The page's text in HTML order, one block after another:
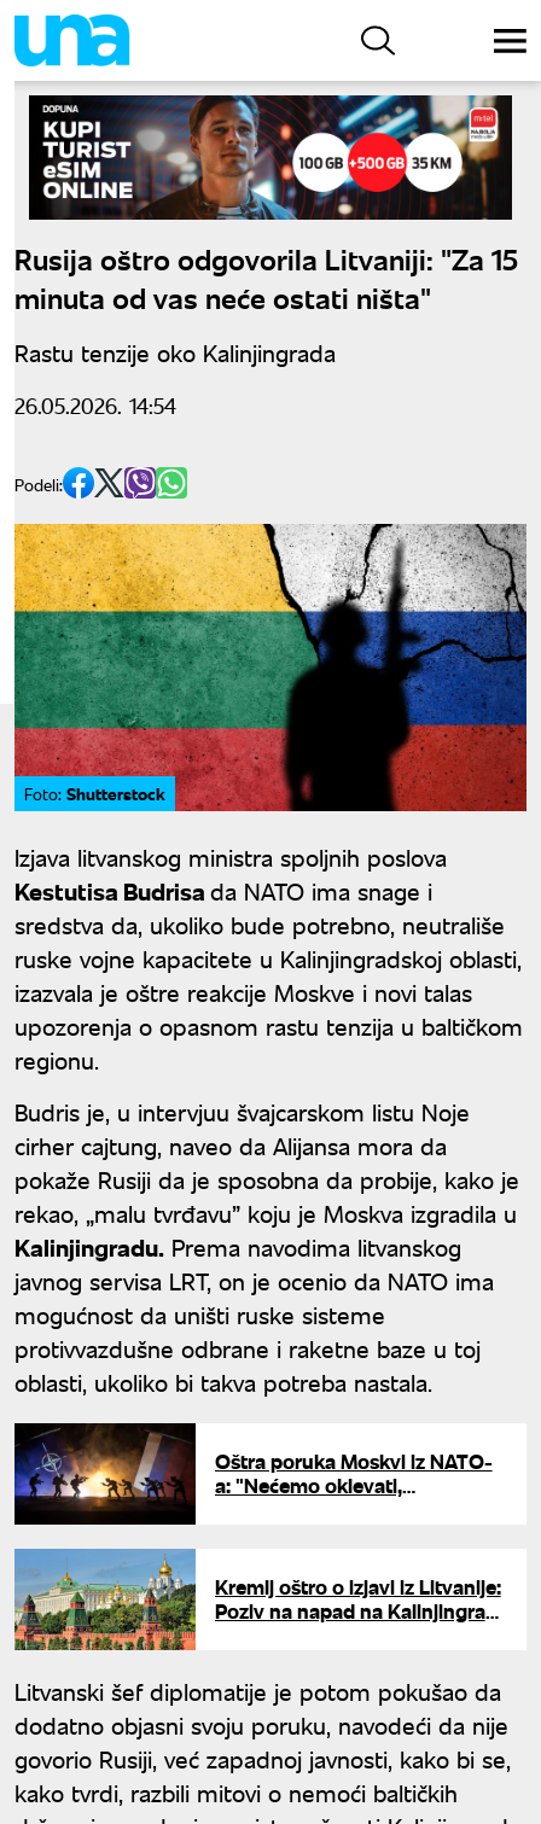
Rusija oštro odgovorila Litvaniji: "Za 15
minuta od vas neće ostati ništa"
Rastu tenzije oko Kalinjingrada
26.05.2026. 14:54
Podeli:
Foto: Shutterstock
Izjava litvanskog ministra spoljnih poslova
Kestutisa Budrisada NATO ima snage i
sredstva da, ukoliko bude potrebno, neutrališe
ruske vojne kapacitete u Kalinjingradskoj oblasti,
izazvala je oštre reakcije Moskve i novi talas
upozorenja o opasnom rastu tenzija u baltičkom
regionu.
Budris je, u intervjuu švajcarskom listu Noje
cirher cajtung, naveo da Alijansa mora da
pokaže Rusiji da je sposobna da probije, kako je
rekao, „malu tvrđavu” koju je Moskva izgradila u
Kalinjingradu. Prema navodima litvanskog
javnog servisa LRT, on je ocenio da NATO ima
mogućnost da uništi ruske sisteme
protivvazdušne odbrane i raketne baze u toj
oblasti, ukoliko bi takva potreba nastala.
Oštra poruka Moskvi iz NATO-
a: "Nećemo oklevati,
Kremlj oštro o izjavi iz Litvanije:
Poziv na napad na Kalinjingrad
Litvanski šef diplomatije je potom pokušao da
dodatno objasni svoju poruku, navodeći da nije
govorio Rusiji, već zapadnoj javnosti, kako bi se,
kako tvrdi, razbili mitovi o nemoći baltičkih